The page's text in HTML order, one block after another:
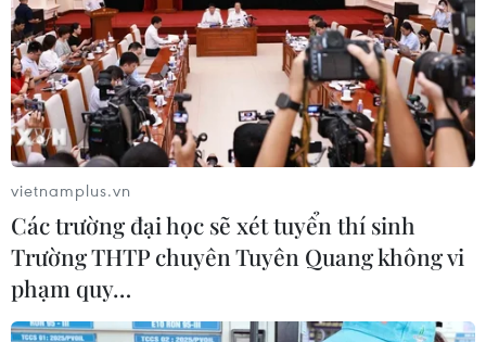
24 người đã thiệt mạng
23/07/2026 22:47
Dịch tả bùng phát nghiêm trọng tại
Nigeria, hàng trăm người tử vong
23/07/2026 07:23
Dịch Ebola: Số ca tử vong ở châu Phi
tăng lên hơn 1.000 người
vietnamplus.vn
Các trường đại học sẽ xét tuyển thí sinh
Trường THTP chuyên Tuyên Quang không vi
phạm quy…